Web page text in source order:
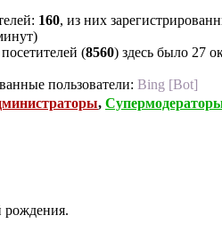
160, из них
(8560) здесь было 27
пользователи: Bing [Bot]
,
рождения.